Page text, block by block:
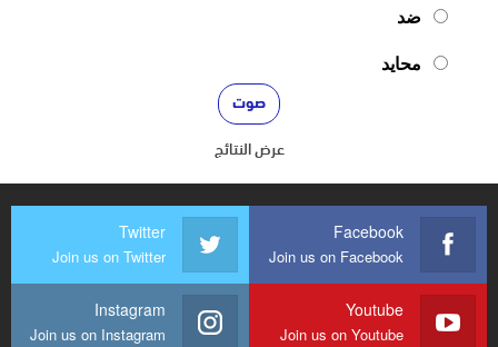
ضد
محايد
عرض النتائج
Facebook
Join us on Facebook
Twitter
Join us on Twitter
Youtube
Join us on Youtube
Instagram
Join us on Instagram